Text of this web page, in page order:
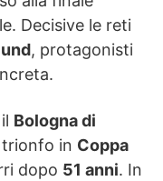
Decisive le reti
, protagonisti
Bologna di
trionfo in Coppa
dopo 51 anni. In